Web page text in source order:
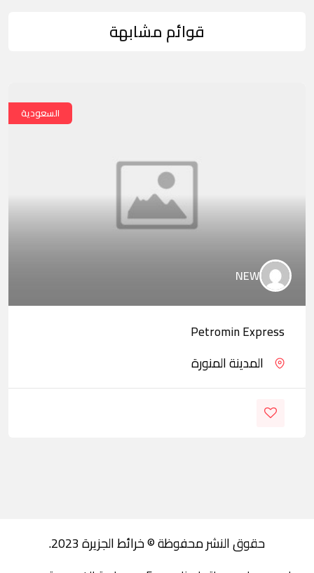
قوائم مشابهة
السعودية
NEW
Petromin Express
المدينة المنورة
حقوق النشر محفوظة © خرائط الجزيرة 2023.